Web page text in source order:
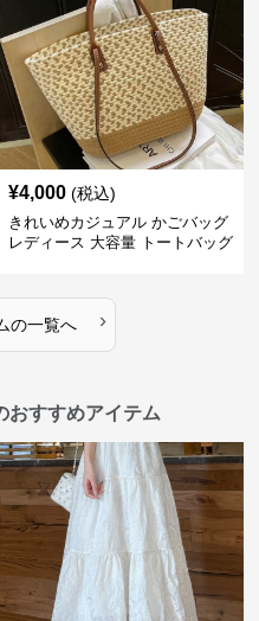
¥4,000 (税込)
きれいめカジュアル かごバッグ
レディース 大容量 トートバッグ
の一覧へ ›
おすすめアイテム